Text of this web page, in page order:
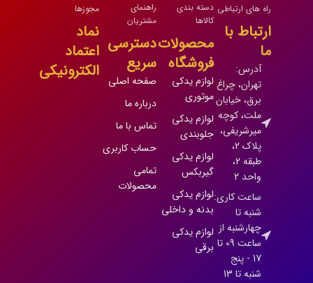
راه های ارتباطی
ارتباط با
ما
آدرس:
تهران، چراغ
برق، خیابان
ملت، کوچه
میرشریفی،
پلاک 2،
طبقه 2،
واحد 2
ساعت کاری:
شنبه تا
چهارشنبه از
ساعت 09 تا
17 - پنج
شنبه تا 13
دسته بندی
کالاها
محصولات
فروشگاه
لوازم یدکی
موتوری
لوازم یدکی
جلوبندی
لوازم یدکی
گیربکس
لوازم یدکی
بدنه و داخلی
لوازم یدکی
برقی
راهنمای
مشتریان
دسترسی
سریع
صفحه اصلی
درباره ما
تماس با ما
حساب کاربری
تمامی
محصولات
مجوزها
نماد
اعتماد
الکترونیکی